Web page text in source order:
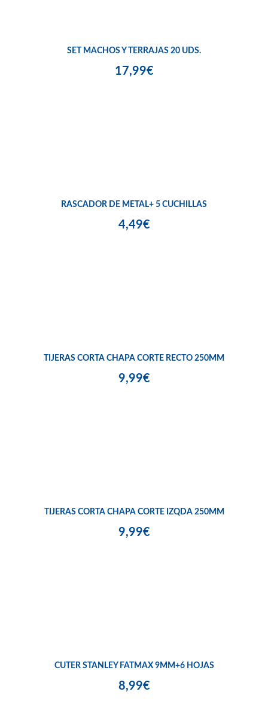
SET MACHOS Y TERRAJAS 20 UDS.
17,99€
RASCADOR DE METAL+ 5 CUCHILLAS
4,49€
TIJERAS CORTA CHAPA CORTE RECTO 250MM
9,99€
TIJERAS CORTA CHAPA CORTE IZQDA 250MM
9,99€
CUTER STANLEY FATMAX 9MM+6 HOJAS
8,99€